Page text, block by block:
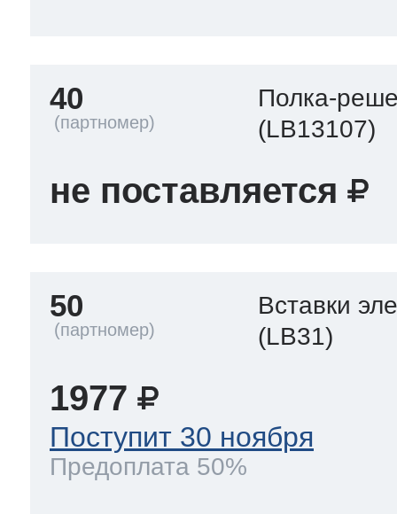
40
Полка-
(LB13107)
не поставляется
50
Вставки
(LB31)
1977
Поступит 30 ноября
Предоплата 50%